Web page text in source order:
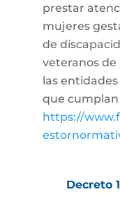
prestar
mujeres
de
veteranos de
las
que
https://
Decreto